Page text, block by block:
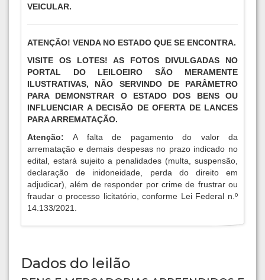
VEICULAR.
ATENÇÃO! VENDA NO ESTADO QUE SE ENCONTRA.
VISITE OS LOTES! AS FOTOS DIVULGADAS NO
PORTAL DO LEILOEIRO SÃO MERAMENTE
ILUSTRATIVAS, NÃO SERVINDO DE PARÂMETRO
PARA DEMONSTRAR O ESTADO DOS BENS OU
INFLUENCIAR A DECISÃO DE OFERTA DE LANCES
PARA ARREMATAÇÃO.
Atenção:A falta de pagamento do valor da
arrematação e demais despesas no prazo indicado no
edital, estará sujeito a penalidades (multa, suspensão,
declaração de inidoneidade, perda do direito em
adjudicar), além de responder por crime de frustrar ou
fraudar o processo licitatório, conforme Lei Federal n.º
14.133/2021.
Dados do leilão